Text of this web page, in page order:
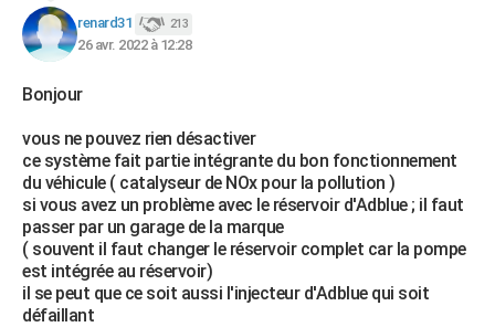
renard31 213
26 avr. 2022 à 12:28
Bonjour
vous ne pouvez rien désactiver
ce système fait partie intégrante du bon fonctionnement
du véhicule ( catalyseur de NOx pour la pollution )
si vous avez un problème avec le réservoir d'Adblue ; il faut
passer par un garage de la marque
( souvent il faut changer le réservoir complet car la pompe
est intégrée au réservoir)
il se peut que ce soit aussi l'injecteur d'Adblue qui soit
défaillant